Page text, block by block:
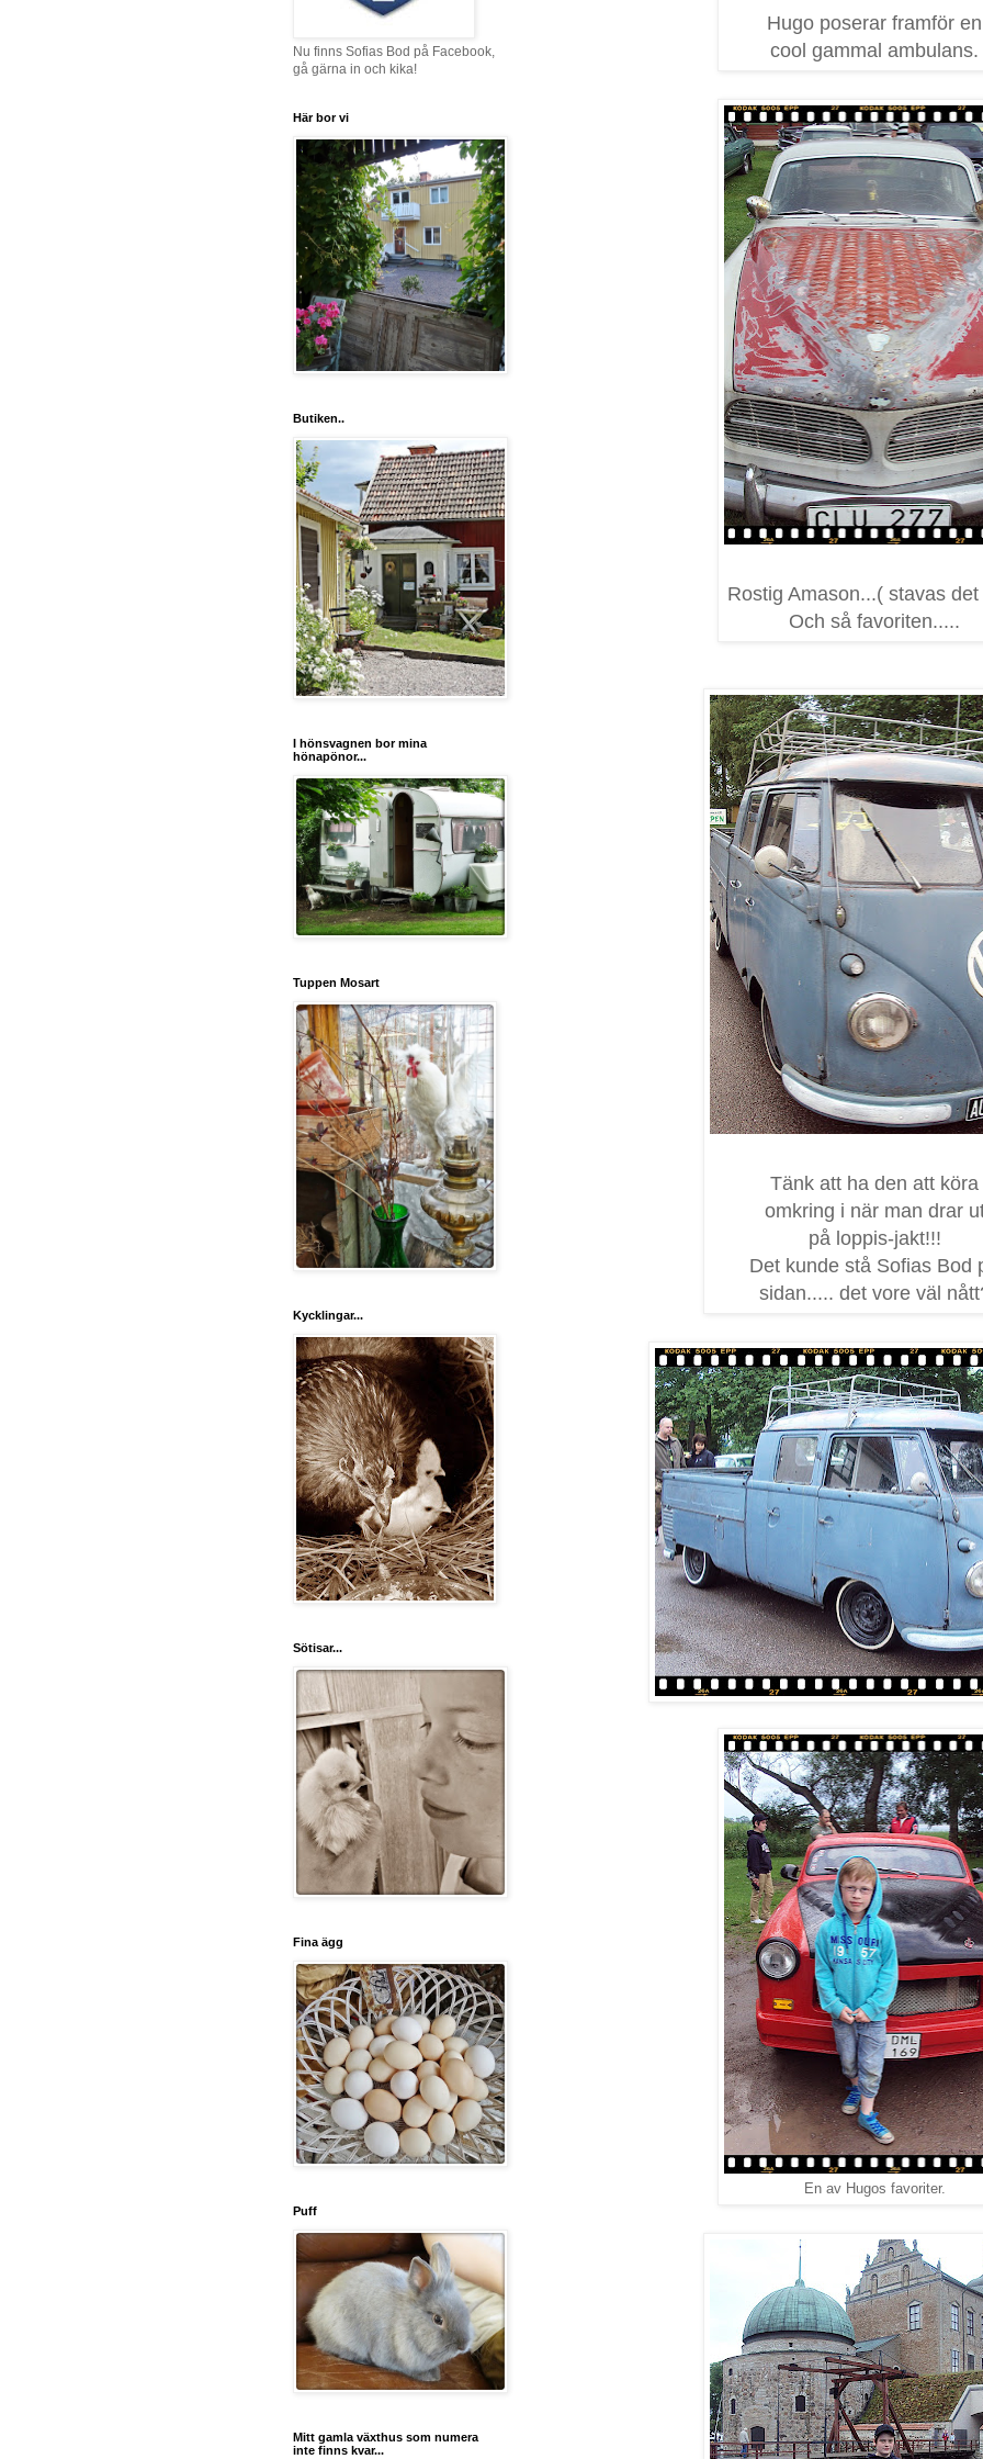
Hugo poserar framför en
cool gammal ambulans.
Rostig Amason...( stavas det
Och så favoriten.....
Tänk att ha den att köra
omkring i när man drar
på loppis-jakt!!!
Det kunde stå Sofias Bod
sidan..... det vore väl
En av Hugos favoriter.
Nu finns Sofias Bod på Facebook,
gå gärna in och kika!
Här bor vi
Butiken..
I hönsvagnen bor mina
hönapönor...
Tuppen Mosart
Kycklingar...
Sötisar...
Fina ägg
Puff
Mitt gamla växthus som numera
inte finns kvar...